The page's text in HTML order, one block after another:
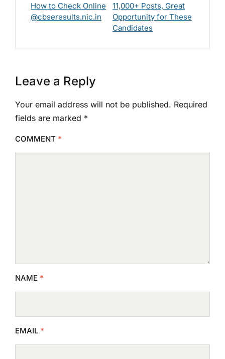
How to Check Online
@cbseresults.nic.in
11,000+ Posts, Great
Opportunity for These
Candidates
Leave a Reply
Your email address will not be published. Required
fields are marked *
COMMENT *
NAME *
EMAIL *